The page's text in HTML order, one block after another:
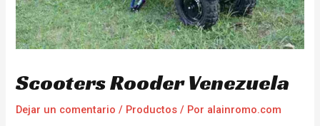
Scooters Rooder Venezuela
Dejar un comentario / Productos / Por alainromo.com